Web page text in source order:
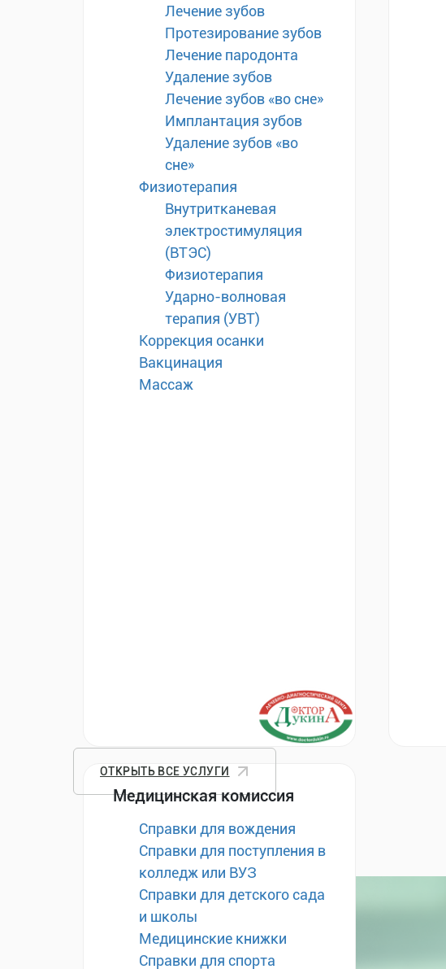
Лечение зубов
Протезирование зубов
Лечение пародонта
Удаление зубов
Лечение зубов «во сне»
Имплантация зубов
Удаление зубов «во
сне»
Физиотерапия
Внутритканевая
электростимуляция
(ВТЭС)
Физиотерапия
Ударно-волновая
терапия (УВТ)
Коррекция осанки
Вакцинация
Массаж
Медицинская комиссия
Справки для вождения
Справки для поступления в
колледж или ВУЗ
Справки для детского сада
и школы
Медицинские книжки
Справки для спорта
ОТКРЫТЬ ВСЕ УСЛУГИ